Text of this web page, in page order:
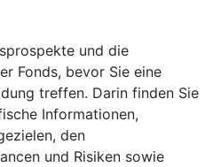
und die
Fonds, bevor Sie eine
treffen. Darin finden Sie
Informationen,
den
und Risiken sowie